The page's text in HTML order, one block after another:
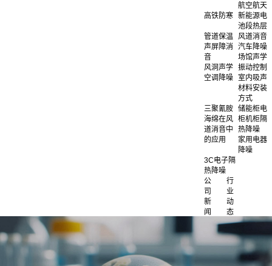
航空航天
高铁防寒 新能源电
池段热层
管道保温
风道消音
声屏障消
音
汽车降噪
场馆声学
风洞声学 振动控制
空调降噪 室内吸声
材料安装
方式
三聚氰胺
海绵在风
道消音中
的应用
储能柜电
柜机柜隔
热降噪
家用电器
降噪
3C电子隔
热降噪
公
司
新
闻
行
业
动
态